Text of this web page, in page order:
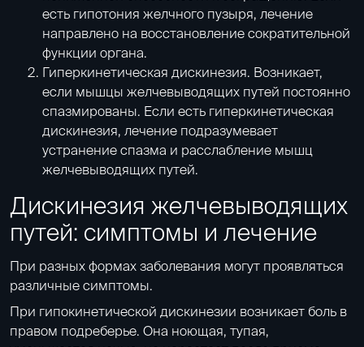
есть гипотония желчного пузыря, лечение
направлено на восстановление сократительной
функции органа.
Гиперкинетическая дискинезия. Возникает,
если мышцы желчевыводящих путей постоянно
спазмированы. Если есть гиперкинетическая
дискинезия, лечение подразумевает
устранение спазма и расслабление мышц
желчевыводящих путей.
Дискинезия желчевыводящих
путей: симптомы и лечение
При разных формах заболевания могут проявляться
различные симптомы.
При гипокинетической дискинезии возникает боль в
правом подреберье. Она ноющая, тупая,